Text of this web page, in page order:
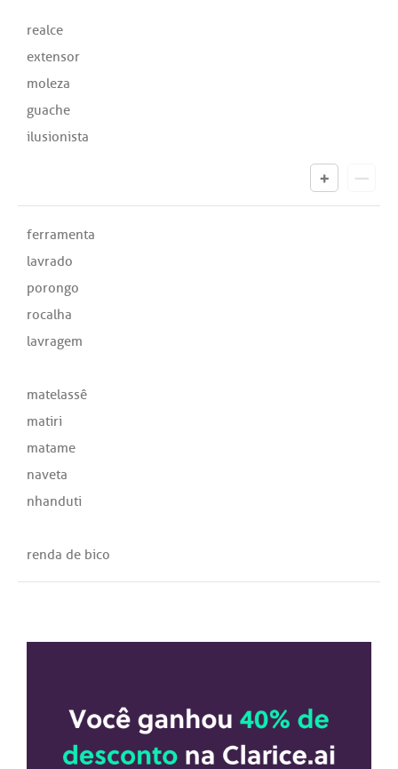
realce
extensor
moleza
guache
ilusionista
ferramenta
lavrado
porongo
rocalha
lavragem
matelassê
matiri
matame
naveta
nhanduti
renda de bico